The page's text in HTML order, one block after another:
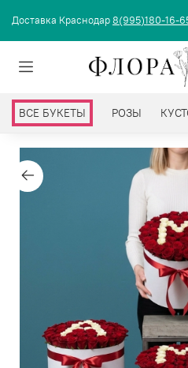
Доставка Краснодар8(995)180-16-
ВСЕ БУКЕТЫ РОЗЫ